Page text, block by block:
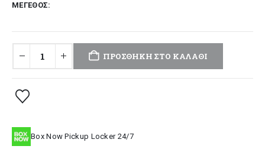
ΜΈΓΕΘΟΣ
ΠΡΟΣΘΉΚΗ ΣΤΟ ΚΑΛΆΘΙ
Box Now Pickup Locker 24/7